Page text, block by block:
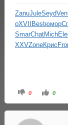
ZanuJuleSeyd
oXVII Bestюмор
SmarChatMich
XXVZoneКрис
0 0